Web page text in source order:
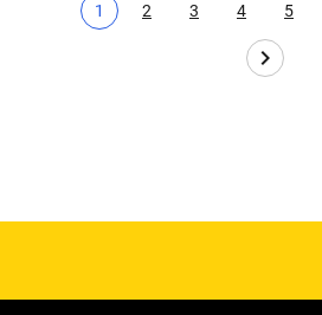
Aktuelle Seite
1
Page
2
Page
3
Page
4
Page
5